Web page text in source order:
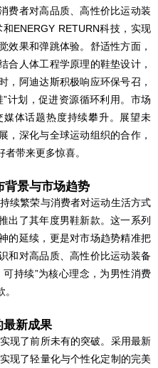
费者对高品质、高性价比运动装
ENERGY RETURN科技，实现
效果和弹跳体验。舒适性方面，
合人体工程学原理的鞋垫设计，
，阿迪达斯积极响应环保号召，
计划，促进资源循环利用。市场
体话题热度持续攀升。展望未
，深化与全球运动组织的合作，
带来更多惊喜。
背景与市场趋势
续繁荣与消费者对运动生活方式
出了其年度男鞋新款。这一系列
的延续，更是对市场趋势精准把
和对高品质、高性价比运动装备
持续”为核心理念，为男性消费
最新成果
现了前所未有的突破。采用最新
现了轻量化与个性化定制的完美